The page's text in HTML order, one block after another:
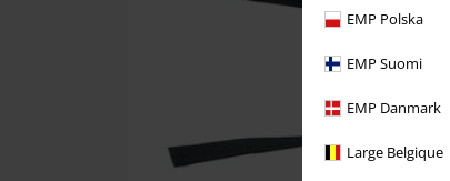
EMP Polska
EMP Suomi
EMP Danmark
Large Belgique